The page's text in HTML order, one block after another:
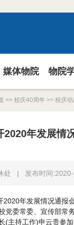
媒体物院 物院
>> 校庆40周年 >> 校庆动
2020年发展情
处 | 发布时间
年发展情况通报
党委常委、宣传部常
(主持工作)申云贵参